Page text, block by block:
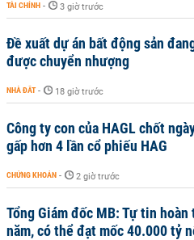
TÀI CHÍNH - 3 giờ trước
Đề xuất dự án bất động sản
được chuyển nhượng
NHÀ ĐẤT - 18 giờ trước
Công ty con của HAGL chốt
gấp hơn 4 lần cổ phiếu HAG
CHỨNG KHOÁN - 2 giờ trước
Tổng Giám đốc MB: Tự tin
năm, có thể đạt mốc 40.000 tỷ